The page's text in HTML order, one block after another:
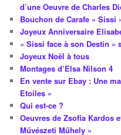
d’une Oeuvre de Charles
Bouchon de Carafe « Sissi
Joyeux Anniversaire
« Sissi face à son Destin »
Joyeux Noël à tous
Montages d’Elsa Nilson 4
En vente sur Ebay : Une
Etoiles »
Qui est-ce ?
Oeuvres de Zsofia Kardos
Művészeti Műhely »